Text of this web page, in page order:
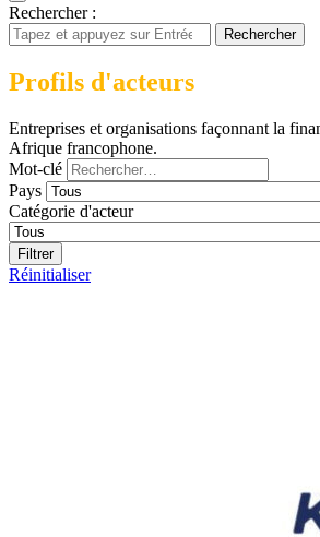
Rechercher :
Rechercher
Profils d'acteurs
Entreprises et organisations façonnant la
Afrique francophone.
Mot-clé
Pays
Catégorie d'acteur
Filtrer
Réinitialiser